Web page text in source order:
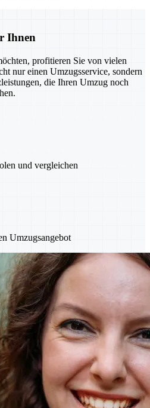
Ihnen
profitieren Sie von vielen
nur einen Umzugsservice, sondern
die Ihren Umzug noch
und vergleichen
Umzugsangebot